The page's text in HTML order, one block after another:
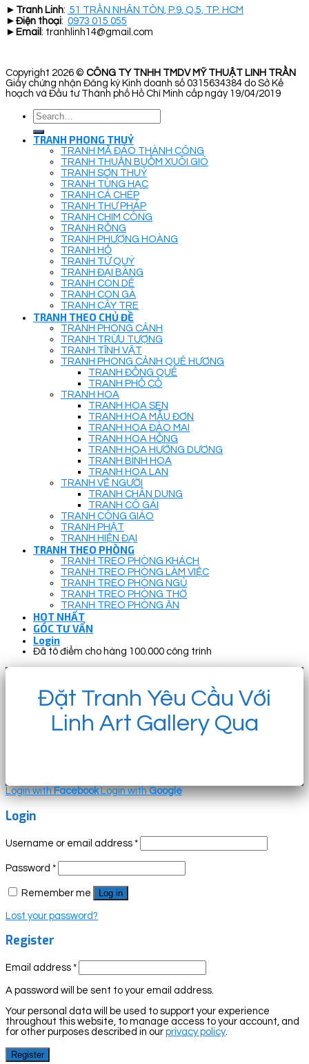
► Tranh Linh: 51 TRẦN NHÂN TÔN, P.9, Q.5, TP. HCM
► Điện thoại: 0973 015 055
► Email : tranhlinh14@gmail.com
Copyright 2026 © CÔNG TY TNHH TMDV MỸ THUẬT LINH TRẦN
Giấy chứng nhận Đăng ký Kinh doanh số 0315634384 do Sở Kế
hoạch và Đầu tư Thành phố Hồ Chí Minh cấp ngày 19/04/2019
Search
for:
TRANH PHONG THUỶ
TRANH MÃ ĐÁO THÀNH CÔNG
TRANH THUẬN BUỒM XUÔI GIÓ
TRANH SƠN THUỶ
TRANH TÙNG HẠC
TRANH CÁ CHÉP
TRANH THƯ PHÁP
TRANH CHIM CÔNG
TRANH RỒNG
TRANH PHƯỢNG HOÀNG
TRANH HỔ
TRANH TỨ QUÝ
TRANH ĐẠI BÀNG
TRANH CON DÊ
TRANH CON GÀ
TRANH CÂY TRE
TRANH THEO CHỦ ĐỀ
TRANH PHONG CẢNH
TRANH TRỪU TƯỢNG
TRANH TĨNH VẬT
TRANH PHONG CẢNH QUÊ HƯƠNG
TRANH ĐỒNG QUÊ
TRANH PHỐ CỔ
TRANH HOA
TRANH HOA SEN
TRANH HOA MẪU ĐƠN
TRANH HOA ĐÀO MAI
TRANH HOA HỒNG
TRANH HOA HƯỚNG DƯƠNG
TRANH BÌNH HOA
TRANH HOA LAN
TRANH VẼ NGƯỜI
TRANH CHÂN DUNG
TRANH CÔ GÁI
TRANH CÔNG GIÁO
TRANH PHẬT
TRANH HIỆN ĐẠI
TRANH THEO PHÒNG
TRANH TREO PHÒNG KHÁCH
TRANH TREO PHÒNG LÀM VIỆC
TRANH TREO PHÒNG NGỦ
TRANH TREO PHÒNG THỜ
TRANH TREO PHÒNG ĂN
HOT NHẤT
GÓC TƯ VẤN
Login
Đã tô điểm cho hàng 100.000 công trình
Đặt Tranh Yêu Cầu Với
Linh Art Gallery Qua
Login withFacebook Login withGoogle
Login
Username or email address *
Password *
Remember me Log in
Lost your password?
Register
Email address *
A password will be sent to your email address.
Your personal data will be used to support your experience
throughout this website, to manage access to your account, and
for other purposes described in our privacy policy
Register